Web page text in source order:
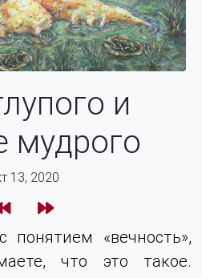
и
мудрого
13, 2020
«вечность»,
что это такое.